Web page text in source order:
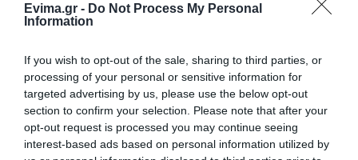
Evima.gr - Do Not Process My Personal
Information
If you wish to opt-out of the sale, sharing to third parties, or
processing of your personal or sensitive information for
targeted advertising by us, please use the below opt-out
section to confirm your selection. Please note that after your
opt-out request is processed you may continue seeing
interest-based ads based on personal information utilized by
Σοκ στην Εύβοια με την κοπέλα που έπεσε από
την γέφυρα: Τα νεότερα για την υγεία της
Νεότερα για τη Φωτιά στη Σκύρο: Κινδύνευσε
κτηνοτροφική μονάδα – Νέο βίντεο
Ακολουθήστε το evima.gr στοGoogle News